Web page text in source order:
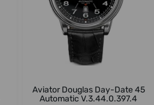
Aviator Douglas Day-Date 45
Automatic V.3.44.0.397.4